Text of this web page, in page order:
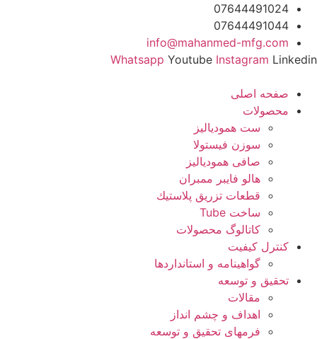
پرش
محتوا
07644491024
07644491044
info@mahanmed-mfg.com
Whatsapp Youtube Instagram Linkedin
صفحه اصلی
محصولات
ست همودیالیز
سوزن فیستولا
صافی همودیالیز
هالو فایبر ممبران
قطعات تزريق پلاستيك
ساخت Tube
کاتالوگ محصولات
کنترل کیفیت
گواهينامه و استانداردها
تحقيق و توسعه
مقالات
اهداف و چشم انداز
فرمهای تحقیق و توسعه